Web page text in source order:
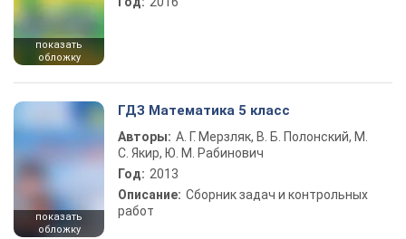
показать
обложку
показать
обложку
ГДЗ Математика 5 класс
Авторы: А. Г. Мерзляк, В. Б. Полонский, М.
С. Якир, Ю. М. Рабинович
Год: 2013
Описание: Сборник задач и контрольных
работ